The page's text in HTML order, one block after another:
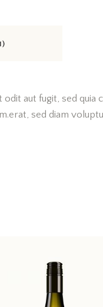
aut fugit, sed quia
sed diam